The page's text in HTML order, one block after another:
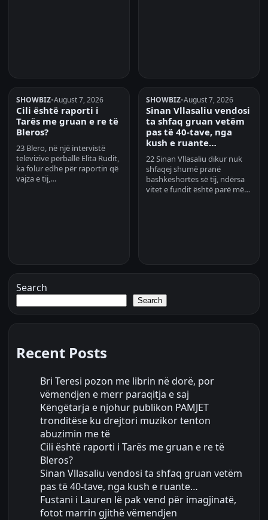
SHOWBIZ•August 7, 2026
Cili është raporti i
Tarës me gruan e re të
Bleros?
23 Blero, në një intervistë
televizive përballë Elita Rudit,
ka folur edhe për raportin që
vajza e tij,…
SHOWBIZ•August 7, 2026
Sinan Vllasaliu vendosi
ta shfaq gruan vetëm
pas të 40-tave, nga
kush e ruante…
22 Sinan Vllasaliu dikur nuk
shfaqej shumë pranë
bashkëshortes së tij, ndërsa
vitet e fundit është parë më…
Search
Search
Recent Posts
Bri Teresi pozon me librin në dorë, por
vëmendjen e merr paraqitja e saj
Këngëtarja e njohur publikon PAMJET
tronditëse ku drejtori muzikor tenton
abuzimin me të
Cili është raporti i Tarës me gruan e re të
Bleros?
Sinan Vllasaliu vendosi ta shfaq gruan vetëm
pas të 40-tave, nga kush e ruante…
Fustani i Lauren lë pak vend për imagjinatë,
fotot marrin gjithë vëmendjen